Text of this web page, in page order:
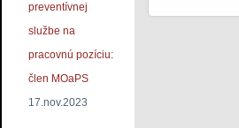
preventívnej
službe na
pracovnú pozíciu:
člen MOaPS
17.nov.2023